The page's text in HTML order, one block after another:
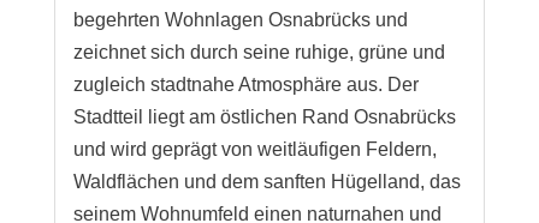
begehrten Wohnlagen Osnabrücks und
zeichnet sich durch seine ruhige, grüne und
zugleich stadtnahe Atmosphäre aus. Der
Stadtteil liegt am östlichen Rand Osnabrücks
und wird geprägt von weitläufigen Feldern,
Waldflächen und dem sanften Hügelland, das
seinem Wohnumfeld einen naturnahen und